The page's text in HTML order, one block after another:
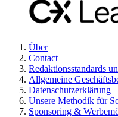
Über
Contact
Redaktionsstandards
Allgemeine
Datenschutzerklärung
Unsere Methodik für
Sponsoring &